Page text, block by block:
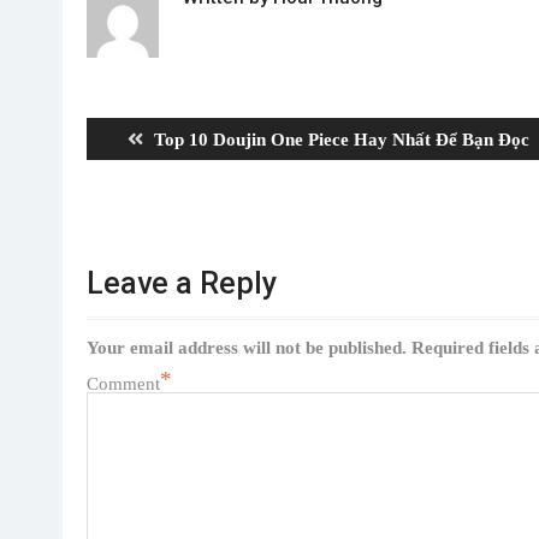
Previous
Top 10 Doujin One Piece Hay Nhất Để Bạn Đọc
Leave a Reply
Your email address will not be published. Required fields
Comment*